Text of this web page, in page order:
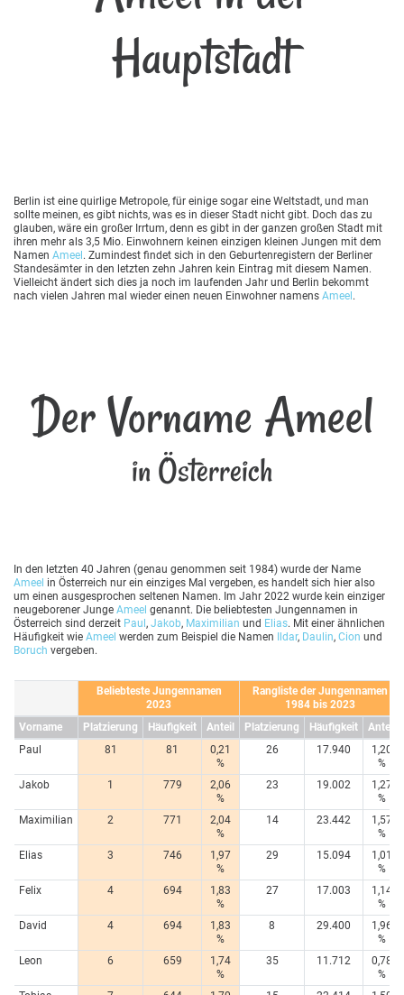
Hauptstadt
Berlin ist eine quirlige Metropole, für einige sogar eine Weltstadt, und man
sollte meinen, es gibt nichts, was es in dieser Stadt nicht gibt. Doch das zu
glauben, wäre ein großer Irrtum, denn es gibt in der ganzen großen Stadt mit
ihren mehr als 3,5 Mio. Einwohnern keinen einzigen kleinen Jungen mit dem
Namen Ameel . Zumindest findet sich in den Geburtenregistern der Berliner
Standesämter in den letzten zehn Jahren kein Eintrag mit diesem Namen.
Vielleicht ändert sich dies ja noch im laufenden Jahr und Berlin bekommt
nach vielen Jahren mal wieder einen neuen Einwohner namens Ameel .
Der Vorname Ameel
in Österreich
In den letzten 40 Jahren (genau genommen seit 1984) wurde der Name
Ameel in Österreich nur ein einziges Mal vergeben, es handelt sich hier also
um einen ausgesprochen seltenen Namen. Im Jahr 2022 wurde kein einziger
neugeborener Junge Ameel genannt. Die beliebtesten Jungennamen in
Österreich sind derzeit Paul , Jakob, Maximilian und Elias. Mit einer ähnlichen
Häufigkeit wie Ameel werden zum Beispiel die Namen Ildar, Daulin, Cion und
Boruch vergeben.
Beliebteste Jungennamen
2023
Rangliste der Jungennamen
1984 bis 2023
Vorname
Platzierung Häufigkeit Anteil Platzierung Häufigkeit
Anteil
Paul
81 81
0,21
%
26 17.940
1,20
%
Jakob
1 779
2,06
%
23 19.002
1,27
%
Maximilian
2 771
2,04
%
14 23.442
1,57
%
Elias
3 746
1,97
%
29 15.094
1,01
%
Felix
4 694
1,83
%
27 17.003
1,14
%
David
4 694
1,83
%
8 29.400
1,96
%
Leon
6 659
1,74
%
35 11.712
0,78
%